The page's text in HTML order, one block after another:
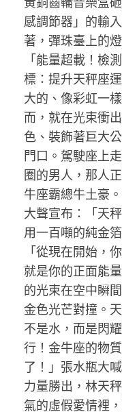
感調節器」的輸
著，彈珠臺上的
「能量超載！檢
標：提升天秤座
大的、像彩虹一
而，就在光束衝
色、裝飾著巨大
門口。駕駛座上
圈的男人，那人
牛座霸總牛土豪
大聲宣布：「天
用一百噸的純金
「從現在開始，
就是你的正面能
的光束在空中瞬
金色光芒對撞。
不是水，而是閃
行！金牛座的物
了！」張水瓶大
力量勝出，林天
氣的虛假愛情裡